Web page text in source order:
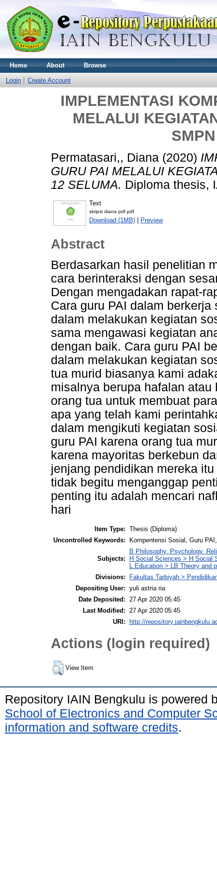
Home About Browse
Login Create Account
IMPLEMENTASI
MELALUI
Permatasari,, Diana (2020)
GURU PAI MELALUI
12 SELUMA. Diploma thesis,
Text
skripsi diana pdf.pdf
Download (1MB) | Preview
Abstract
Berdasarkan hasil penelitian
cara berinteraksi dengan
Dengan mengadakan rapat-
Cara guru PAI dalam
dalam melakukan kegiatan
sama mengawasi kegiatan
dengan baik. Cara guru PAI
dalam melakukan kegiatan
tua murid biasanya kami
misalnya berupa hafalan atau
orang tua untuk membuat
apa yang telah kami
dalam mengikuti kegiatan
guru PAI karena orang tua
karena mayoritas berkebun
jenjang pendidikan mereka
tidak begitu menganggap
penting itu adalah mencari
hari
Item Type: Thesis (Diploma)
Uncontrolled Keywords:
Kompentensi Sosial, Guru
Subjects:
B Philosophy. Psychology.
H Social Sciences > H Social
L Education > LB Theory
Divisions:
Fakultas Tarbiyah >
Depositing User: yuli astria ria
Date Deposited:
27 Apr 2020 05:45
Last Modified:
27 Apr 2020 05:45
URI:
http://
Actions (login required)
View Item
Repository IAIN Bengkulu is powered
School of Electronics and Computer
information and software credits.